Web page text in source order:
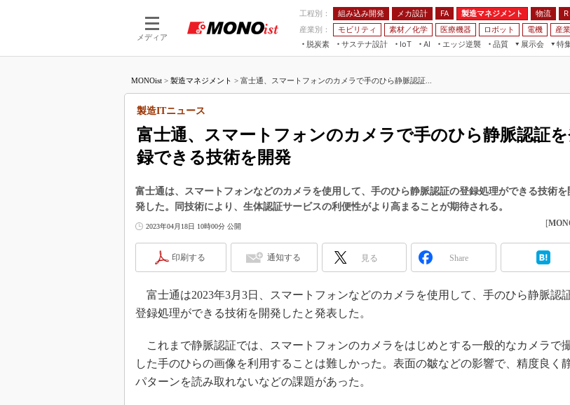
メディア
工程別： 組み込み開発 メカ設計 FA 製造マネジメント 物流
産業別：
モビリティ 素材／化学 医療機器 ロボット 電機 産
脱炭素
サステナ設計
IoT
つながる工場
AI
AI×設備保全
エッジ逆襲 品質
展示会
JIMTOF
IIFES
TECHNO-FRONTIER
スマート工場EXPO
EdgeTech+
特
つながるクルマ
VR／AR
フィールドサービス
組み込み画像技術
組み込みモデリング
車載ソフト開発
ISO26262
無償設計ツール
デジタルツインとCAE
S＆OP
モビリティ
MONOist > 製造マネジメント > 富士通、スマートフォンのカメラで手のひら静脈認証...
富士通、スマートフォンのカメラで手のひら静脈認証
録できる技術を開発
製造ITニュース
富士通は、スマートフォンなどのカメラを使用して、手のひら静脈認証の登録処理ができる技術を
発した。同技術により、生体認証サービスの利便性がより高まることが期待される。
2023年04月18日 10時00分 公開 [
印刷する 通知する 見る Share
富士通は2023年3月3日、スマートフォンなどのカメラを使用して、手のひら静脈認
登録処理ができる技術を開発したと発表した。
これまで静脈認証では、スマートフォンのカメラをはじめとする一般的なカメラで
した手のひらの画像を利用することは難しかった。表面の皺などの影響で、精度良く
パターンを読み取れないなどの課題があった。